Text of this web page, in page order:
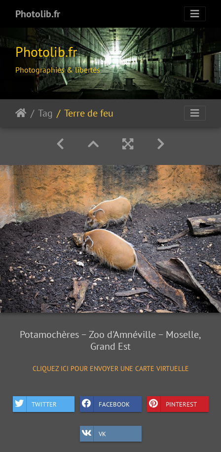
Photolib.fr
Photolib.fr
Photographies & libertés
Tag Terre de feu
Potamochères − Zoo d'Amnéville − Moselle,
Grand Est
CLIQUEZ ICI POUR ENVOYER UNE CARTE VIRTUELLE
TWITTER FACEBOOK PINTEREST
VK